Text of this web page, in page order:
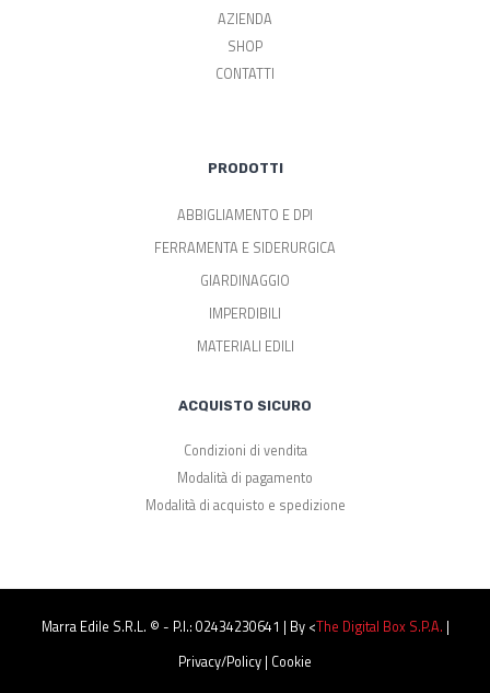
AZIENDA
SHOP
CONTATTI
PRODOTTI
ABBIGLIAMENTO E DPI
FERRAMENTA E SIDERURGICA
GIARDINAGGIO
IMPERDIBILI
MATERIALI EDILI
ACQUISTO SICURO
Condizioni di vendita
Modalità di pagamento
Modalità di acquisto e spedizione
Marra Edile S.r.l. © - P.I.: 02434230641 | By <The Digital Box S.p.a. |
Privacy/Policy | Cookie